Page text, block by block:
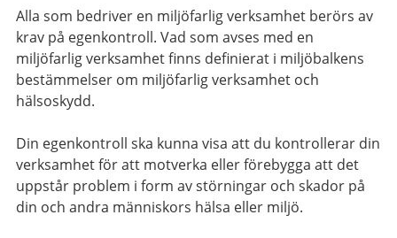
Alla som bedriver en miljöfarlig verksamhet berörs av
krav på egenkontroll. Vad som avses med en
miljöfarlig verksamhet finns definierat i miljöbalkens
bestämmelser om miljöfarlig verksamhet och
hälsoskydd.
Din egenkontroll ska kunna visa att du kontrollerar din
verksamhet för att motverka eller förebygga att det
uppstår problem i form av störningar och skador på
din och andra människors hälsa eller miljö.